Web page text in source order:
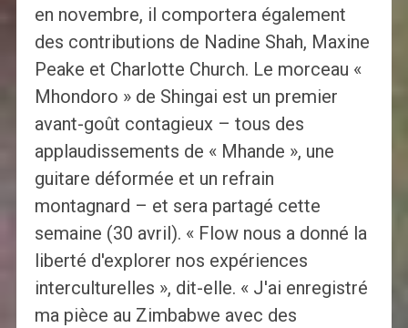
en novembre, il comportera également
des contributions de Nadine Shah, Maxine
Peake et Charlotte Church. Le morceau «
Mhondoro » de Shingai est un premier
avant-goût contagieux – tous des
applaudissements de « Mhande », une
guitare déformée et un refrain
montagnard – et sera partagé cette
semaine (30 avril). « Flow nous a donné la
liberté d'explorer nos expériences
interculturelles », dit-elle. « J'ai enregistré
ma pièce au Zimbabwe avec des